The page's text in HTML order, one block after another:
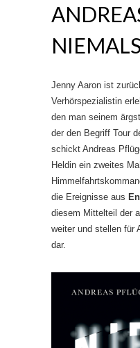
NIEMALS
Jenny Aaron ist
Verhörspezialistin
den man seinem
der den Begriff Tour
schickt Andreas
Heldin ein zweites
die Ereignisse aus
diesem Mittelteil der
weiter und stellen für
dar.